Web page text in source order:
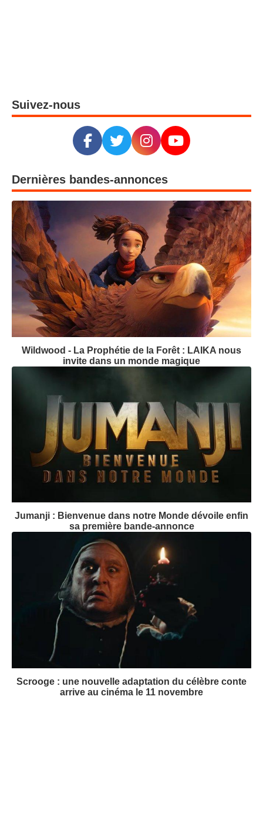
Suivez-nous
Dernières bandes-annonces
Wildwood - La Prophétie de la Forêt : LAIKA nous
invite dans un monde magique
Jumanji : Bienvenue dans notre Monde dévoile enfin
sa première bande-annonce
Scrooge : une nouvelle adaptation du célèbre conte
arrive au cinéma le 11 novembre